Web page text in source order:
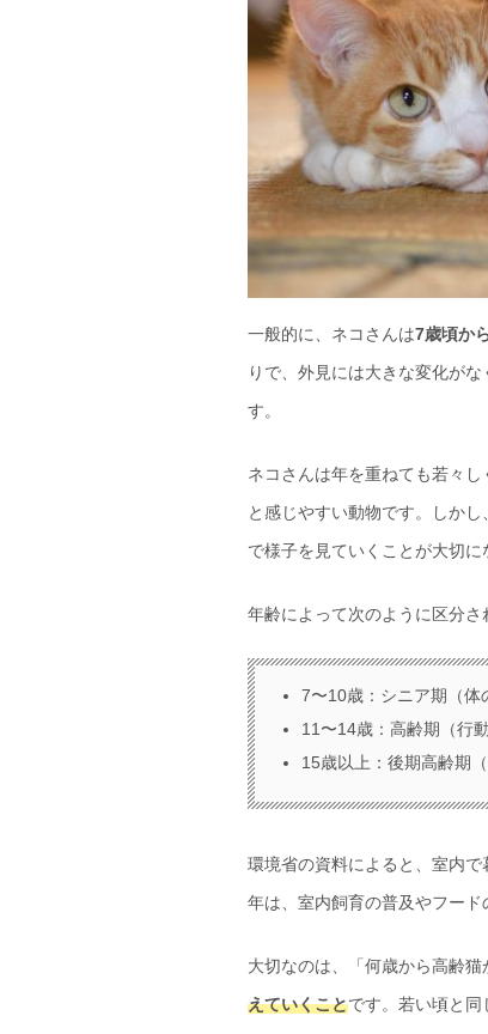
一般的に、ネコさんは7歳頃か
りで、外見には大きな変化が
す。
ネコさんは年を重ねても若々
と感じやすい動物です。しか
で様子を見ていくことが大切に
年齢によって次のように区分さ
7〜10歳：シニア期（体
11〜14歳：高齢期（行
15歳以上：後期高齢期
環境省の資料によると、室内
年は、室内飼育の普及やフード
大切なのは、「何歳から高齢
えていくことです。若い頃と